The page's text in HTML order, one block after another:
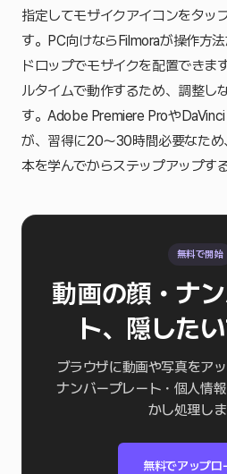
指定してモザイクアイコンをタッ
す。PC向けならFilmoraが操作方
ドロップでモザイクを配置できま
ルタイムで動作するため、調整し
す。Adobe Premiere Proや
が、習得に20〜30時間必要なた
本を学んでからステップアップす
無料で開始
動画の顔・ナ
ト、隠した
ブラウザに動画や写真をア
ナンバープレート・個人情
かし処理しま
無料でアップロ